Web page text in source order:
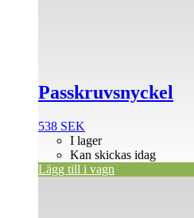
Passkruvsnyckel
538 SEK
I lager
Kan skickas idag
Lägg till i vagn